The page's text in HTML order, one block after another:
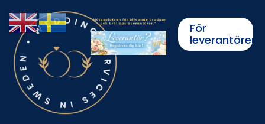
För
leverantörer